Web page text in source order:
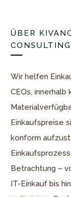
ÜBER
CONSULTING
Wir helfen
CEOs,
Einkaufspreise
konform
Betrachtung –
IT-Einkauf bis